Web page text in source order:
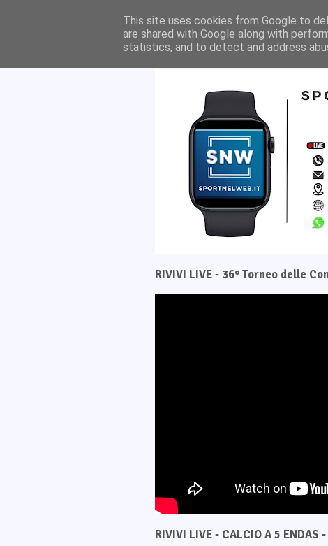
Home Il progetto
RIVIVI LIVE - 36° Torneo delle
RIVIVI LIVE - CALCIO A 5
This site uses cookies from Google to
are shared with Google along with
statistics, and to detect and address